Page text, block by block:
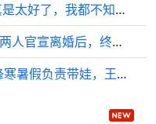
这谁能不心动呢！陈瑶的身材真是太好了，我都不知道看了多少遍了！
有一种“算计”叫陈晓与陈妍希，两人官宣离婚后，终于看清真相
44岁张柏芝工作照好美，谢霆锋寒暑假负责带娃，王菲也没闲着